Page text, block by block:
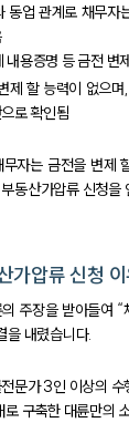
대륜의 강
오시는 길
글로벌 파트너
고객의 소리
통합검색
AI대륜
주요 업무
사례분석/최
법률정보
고객후기
업 관계로 채무자
용증명 등 금전 변
할 능력이 없으
로 확인됨
자는 금전을 변제
동산가압류 신청을
가압류 신청
주장을 받아들여
을 내렸습니다.
문가 3인 이상의
구축한 대륜만의